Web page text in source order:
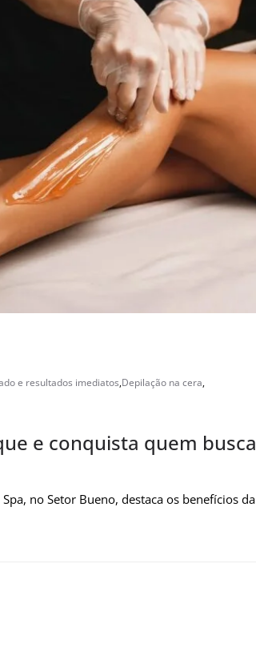
e resultados imediatos,Depilação na cera,
e conquista quem busca
no Setor Bueno, destaca os benefícios da